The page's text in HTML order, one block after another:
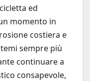
ed
momento in
costiera e
sempre più
continuare a
consapevole,